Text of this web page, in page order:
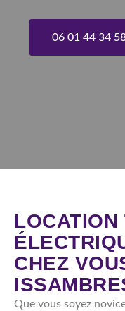
06 01 44 34
LOCATION
CHEZ
Que vous soyez